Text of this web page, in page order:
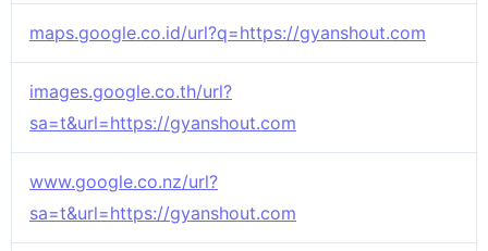
maps.google.co.id/url?q=https://gyanshout.com
images.google.co.th/url?
sa=t&url=https://gyanshout.com
www.google.co.nz/url?
sa=t&url=https://gyanshout.com